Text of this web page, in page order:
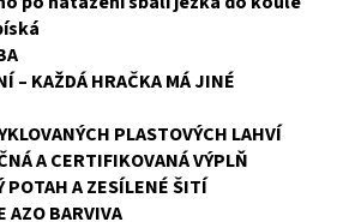
– KAŽDÁ HRAČKA MÁ JINÉ
PLASTOVÝCH LAHVÍ
A CERTIFIKOVANÁ VÝPLŇ
POTAH A ZESÍLENÉ ŠITÍ
AZO BARVIVA